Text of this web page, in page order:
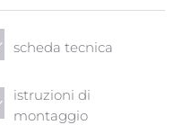
scheda tecnica
istruzioni di
montaggio